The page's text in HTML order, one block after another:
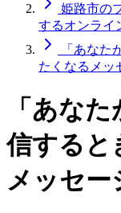
姫路市の
するオンライ
「あなた
たくなるメッ
「あな
信すると
メッセー